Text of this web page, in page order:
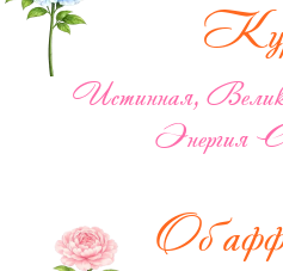
Истинная,
Энергия
Об